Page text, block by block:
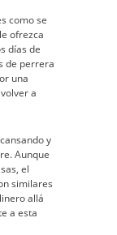
como se
ofrezca
días de
de perrera
una
a
y
Aunque
el
similares
allá
a esta